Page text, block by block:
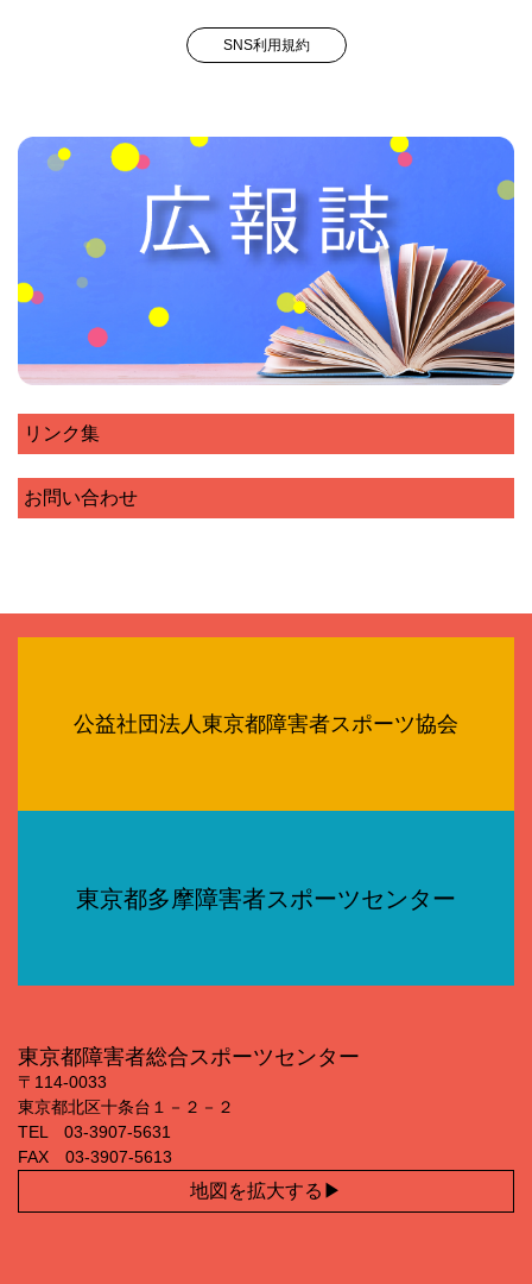
SNS利用規約
リンク集
お問い合わせ
公益社団法人東京都障害者スポーツ協会
東京都多摩障害者スポーツセンター
東京都障害者総合スポーツセンター
〒114‐0033
東京都北区十条台１－２－２
TEL 03‐3907‐5631
FAX 03‐3907‐5613
地図を拡大する